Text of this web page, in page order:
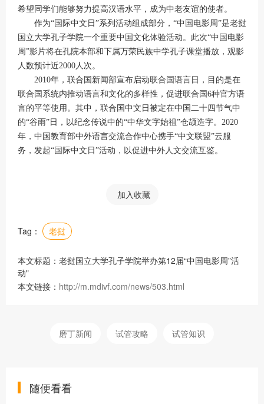
希望同学们能够努力提高汉语水平，成为中老友谊的使者。
作为“国际中文日”系列活动组成部分，“中国电影周”是老挝
国立大学孔子学院一个重要中国文化体验活动。此次“中国电影
周”影片将在孔院本部和下属万荣民族中学孔子课堂播放，观影
人数预计近2000人次。
2010年，联合国新闻部宣布启动联合国语言日，目的是在
联合国系统内推动语言和文化的多样性，促进联合国6种官方语
言的平等使用。其中，联合国中文日被定在中国二十四节气中
的“谷雨”日，以纪念传说中的“中华文字始祖”仓颉造字。2020
年，中国教育部中外语言交流合作中心携手“中文联盟”云服
务，发起“国际中文日”活动，以促进中外人文交流互鉴。
加入收藏
Tag： 老挝
本文标题：老挝国立大学孔子学院举办第12届“中国电影周”活
动"
本文链接： http://m.mdivf.com/news/503.html
磨丁新闻 试管攻略 试管知识
随便看看